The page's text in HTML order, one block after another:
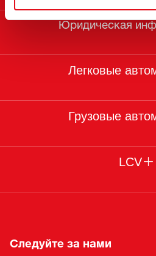
Юридическая
Легковые
Грузовые
LCV
Следуйте за нами